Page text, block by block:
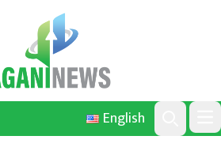
English
Search